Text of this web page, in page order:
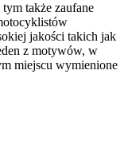
także zaufane
jakości takich jak
z motywów, w
miejscu wymienione